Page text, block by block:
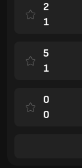
2
1
5
1
0
0